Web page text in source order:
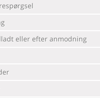
eller efter anmodning